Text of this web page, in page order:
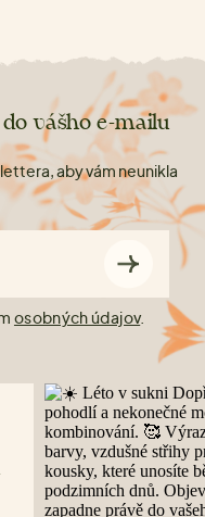
vášho e-mailu
aby vám neunikla
osobných údajov.